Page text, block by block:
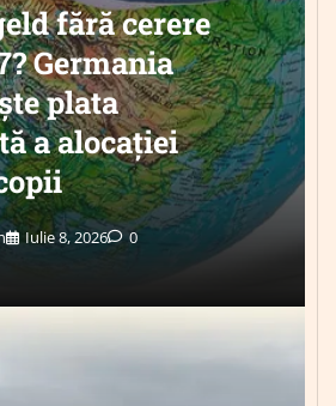
fără cerere
Germania
plata
a alocației
Iulie 8, 2026 0